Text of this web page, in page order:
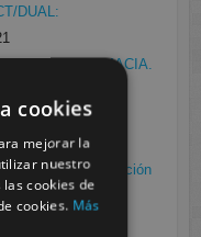
DUAL:
RADIOFARMACIA.
Aguado. enero 28,
Murcia. Protección
Congreso
cookies
mejorar la
nuestro
cookies de
cookies. Más